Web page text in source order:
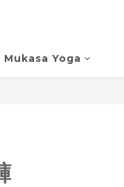
Mukasa Yoga